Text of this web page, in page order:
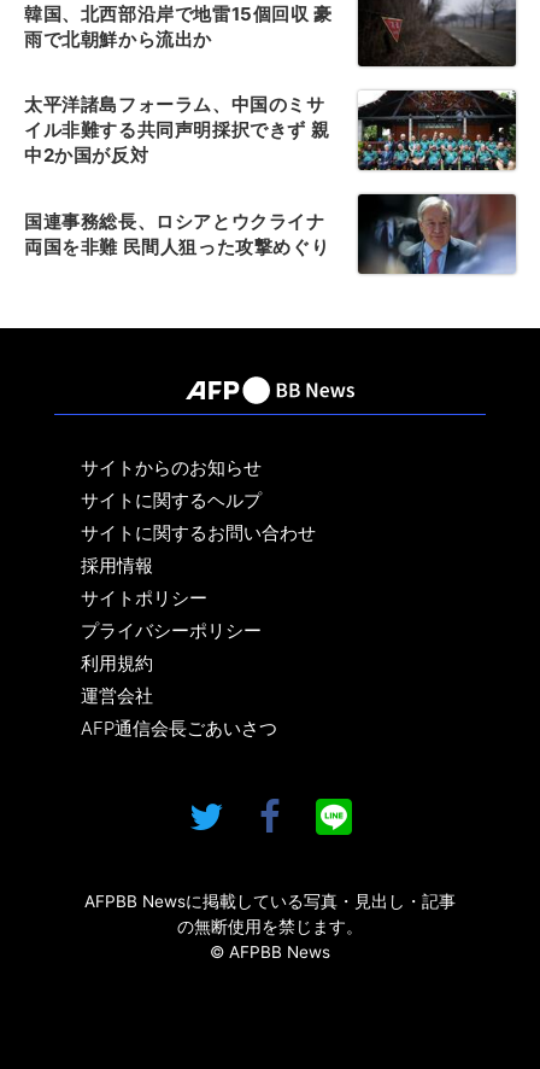
韓国、北西部沿岸で地雷15個回収 豪
雨で北朝鮮から流出か
太平洋諸島フォーラム、中国のミサ
イル非難する共同声明採択できず 親
中2か国が反対
国連事務総長、ロシアとウクライナ
両国を非難 民間人狙った攻撃めぐり
サイトからのお知らせ
サイトに関するヘルプ
サイトに関するお問い合わせ
採用情報
サイトポリシー
プライバシーポリシー
利用規約
運営会社
AFP通信会長ごあいさつ
AFPBB Newsに掲載している写真・見出し・記事
の無断使用を禁じます。
© AFPBB News